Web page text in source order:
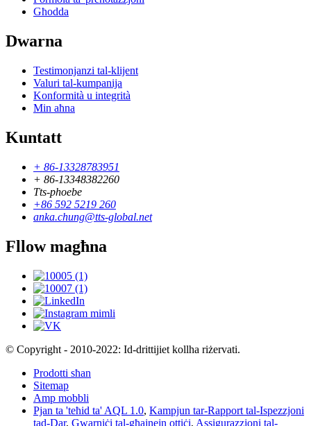
Għodda
Dwarna
Testimonjanzi tal-klijent
Valuri tal-kumpanija
Konformità u integrità
Min aħna
Kuntatt
+ 86-13328783951
+ 86-13348382260
Tts-phoebe
+86 592 5219 260
anka.chung@tts-global.net
Fllow magħna
© Copyright - 2010-2022: Id-drittijiet kollha riżervati.
Prodotti sħan
Sitemap
Amp mobbli
Pjan ta 'teħid ta' AQL 1.0, Kampjun tar-Rapport tal-Ispezzjoni
tad-Dar, Gwarniċi tal-għajnejn ottiċi, Assigurazzjoni tal-